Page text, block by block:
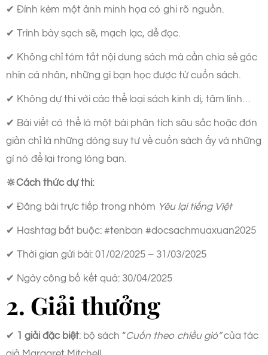
✔ Đính kèm một ảnh minh họa có ghi rõ nguồn.
✔ Trình bày sạch sẽ, mạch lạc, dễ đọc.
✔ Không chỉ tóm tắt nội dung sách mà cần chia sẻ góc
nhìn cá nhân, những gì bạn học được từ cuốn sách.
✔ Không dự thi với các thể loại sách kinh dị, tâm linh…
✔ Bài viết có thể là một bài phân tích sâu sắc hoặc đơn
giản chỉ là những dòng suy tư về cuốn sách ấy và những
gì nó để lại trong lòng bạn.
🔆Cách thức dự thi:
✔ Đăng bài trực tiếp trong nhóm Yêu lại tiếng Việt
✔ Hashtag bắt buộc: #tenban #docsachmuaxuan2025
✔ Thời gian gửi bài: 01/02/2025 – 31/03/2025
✔ Ngày công bố kết quả: 30/04/2025
2. Giải thưởng
✔ 1 giải đặc biệt: bộ sách “Cuốn theo chiều gió”của tác